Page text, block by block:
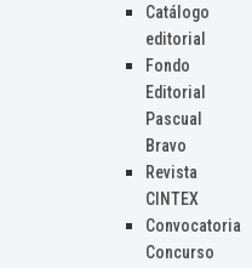
Catálogo
editorial
Fondo
Editorial
Pascual
Bravo
Revista
CINTEX
Convocatoria
Concurso